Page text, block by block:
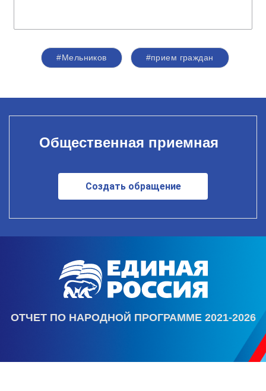
#Мельников #прием граждан
Общественная приемная
Создать обращение
ОТЧЕТ ПО НАРОДНОЙ ПРОГРАММЕ 2021-2026